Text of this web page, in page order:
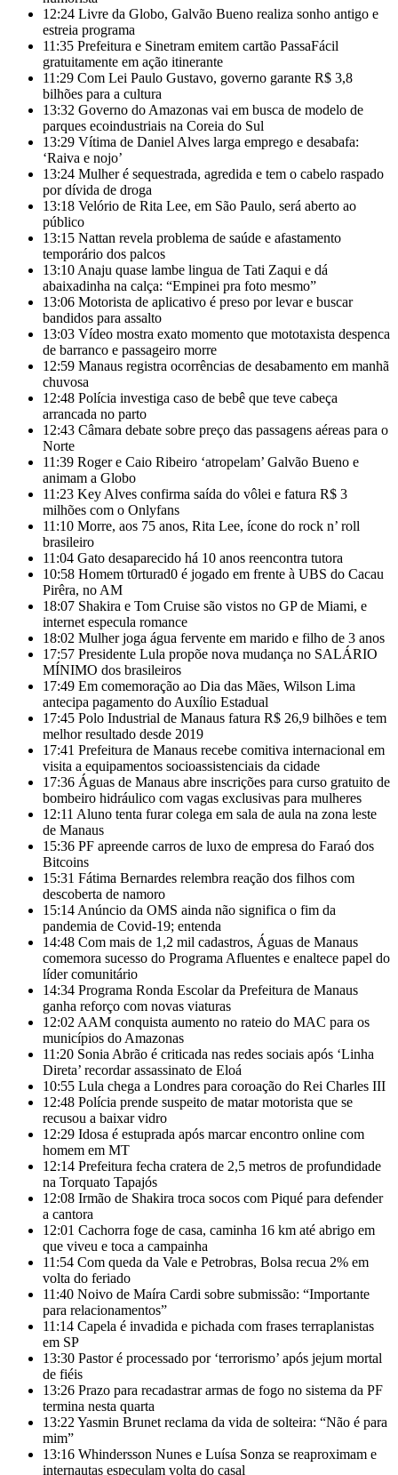
12:24 Livre da Globo, Galvão Bueno realiza sonho antigo e
estreia programa
11:35 Prefeitura e Sinetram emitem cartão PassaFácil
gratuitamente em ação itinerante
11:29 Com Lei Paulo Gustavo, governo garante R$ 3,8
bilhões para a cultura
13:32 Governo do Amazonas vai em busca de modelo de
parques ecoindustriais na Coreia do Sul
13:29 Vítima de Daniel Alves larga emprego e desabafa:
‘Raiva e nojo’
13:24 Mulher é sequestrada, agredida e tem o cabelo raspado
por dívida de droga
13:18 Velório de Rita Lee, em São Paulo, será aberto ao
público
13:15 Nattan revela problema de saúde e afastamento
temporário dos palcos
13:10 Anaju quase lambe lingua de Tati Zaqui e dá
abaixadinha na calça: “Empinei pra foto mesmo”
13:06 Motorista de aplicativo é preso por levar e buscar
bandidos para assalto
13:03 Vídeo mostra exato momento que mototaxista despenca
de barranco e passageiro morre
12:59 Manaus registra ocorrências de desabamento em manhã
chuvosa
12:48 Polícia investiga caso de bebê que teve cabeça
arrancada no parto
12:43 Câmara debate sobre preço das passagens aéreas para o
Norte
11:39 Roger e Caio Ribeiro ‘atropelam’ Galvão Bueno e
animam a Globo
11:23 Key Alves confirma saída do vôlei e fatura R$ 3
milhões com o Onlyfans
11:10 Morre, aos 75 anos, Rita Lee, ícone do rock n’ roll
brasileiro
11:04 Gato desaparecido há 10 anos reencontra tutora
10:58 Homem t0rturad0 é jogado em frente à UBS do Cacau
Pirêra, no AM
18:07 Shakira e Tom Cruise são vistos no GP de Miami, e
internet especula romance
18:02 Mulher joga água fervente em marido e filho de 3 anos
17:57 Presidente Lula propõe nova mudança no SALÁRIO
MÍNIMO dos brasileiros
17:49 Em comemoração ao Dia das Mães, Wilson Lima
antecipa pagamento do Auxílio Estadual
17:45 Polo Industrial de Manaus fatura R$ 26,9 bilhões e tem
melhor resultado desde 2019
17:41 Prefeitura de Manaus recebe comitiva internacional em
visita a equipamentos socioassistenciais da cidade
17:36 Águas de Manaus abre inscrições para curso gratuito de
bombeiro hidráulico com vagas exclusivas para mulheres
12:11 Aluno tenta furar colega em sala de aula na zona leste
de Manaus
15:36 PF apreende carros de luxo de empresa do Faraó dos
Bitcoins
15:31 Fátima Bernardes relembra reação dos filhos com
descoberta de namoro
15:14 Anúncio da OMS ainda não significa o fim da
pandemia de Covid-19; entenda
14:48 Com mais de 1,2 mil cadastros, Águas de Manaus
comemora sucesso do Programa Afluentes e enaltece papel do
líder comunitário
14:34 Programa Ronda Escolar da Prefeitura de Manaus
ganha reforço com novas viaturas
12:02 AAM conquista aumento no rateio do MAC para os
municípios do Amazonas
11:20 Sonia Abrão é criticada nas redes sociais após ‘Linha
Direta’ recordar assassinato de Eloá
10:55 Lula chega a Londres para coroação do Rei Charles III
12:48 Polícia prende suspeito de matar motorista que se
recusou a baixar vidro
12:29 Idosa é estuprada após marcar encontro online com
homem em MT
12:14 Prefeitura fecha cratera de 2,5 metros de profundidade
na Torquato Tapajós
12:08 Irmão de Shakira troca socos com Piqué para defender
a cantora
12:01 Cachorra foge de casa, caminha 16 km até abrigo em
que viveu e toca a campainha
11:54 Com queda da Vale e Petrobras, Bolsa recua 2% em
volta do feriado
11:40 Noivo de Maíra Cardi sobre submissão: “Importante
para relacionamentos”
11:14 Capela é invadida e pichada com frases terraplanistas
em SP
13:30 Pastor é processado por ‘terrorismo’ após jejum mortal
de fiéis
13:26 Prazo para recadastrar armas de fogo no sistema da PF
termina nesta quarta
13:22 Yasmin Brunet reclama da vida de solteira: “Não é para
mim”
13:16 Whindersson Nunes e Luísa Sonza se reaproximam e
internautas especulam volta do casal